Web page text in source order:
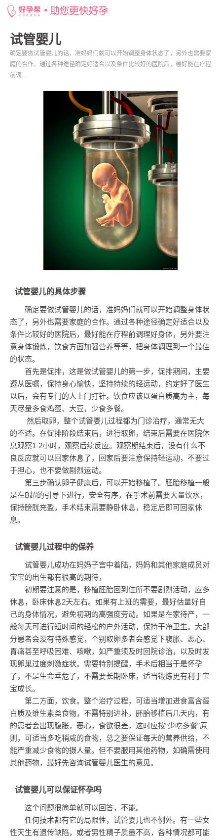
网站首页 > 好孕百科 > 试管婴儿
试管婴儿
确定要做试管婴儿的话，准妈妈们就可以开始调整身体状态了，另外也需要家
庭的合作。通过各种途径确定好适合以及条件比较好的医院后，最好能在疗程
前调...
试管婴儿的具体步骤
确定要做试管婴儿的话，准妈妈们就可以开始调整身体状
态了，另外也需要家庭的合作。通过各种途径确定好适合以及
条件比较好的医院后，最好能在疗程前调理好身体，另外要注
意身体锻炼，饮食方面加强营养等等，把身体调理到一个最佳
的状态。
首先是促排，这是做试管婴儿的第一步，促排期间，主要
遵从医嘱，保持身心愉快，坚持持续的轻运动，约定好了医生
以后，会有专门的人上门打针。饮食应该以蛋白质高为主，每
天尽量多食鸡蛋、大豆，少食多餐。
然后取卵，整个试管婴儿过程都为门诊治疗，通常无大
的不适。在促排阶段结束后，进行取卵，结束后需要在医院休
息观察1-2小时，观察后续反应。观察期结束后，没有什么不
良反应就可以回家休息了，回家后要注意保持轻运动，不要过
于担心，也不要做剧烈运动。
第三步确认卵子健康后，可以开始移植了。胚胎移植一般
是在B超的引导下进行，安全有序，在手术前需要大量饮水，
保持膀胱充盈，手术结束需要静卧休息，稳定后即可回家休
息。
试管婴儿过程中的保养
试管婴儿成功在妈妈子宫中着陆，妈妈和其他家庭成员对
宝宝的出生都有很高的期待，
初期要注意的是，移植胚胎回到住所不要剧烈活动，应多
休息，卧床休息2天左右。如果有上班的需要，最好估量好自
己的身体情况，避免初期的高强度劳动。如果是在家待产，一
般每天可进行短时间的轻松的户外活动，保持干净卫生。大部
分患者会没有特殊感觉，个别取卵多者会感觉下腹胀、恶心、
胃痛甚至呼吸困难、咳嗽，如严重须及时回院诊治，以及时发
现卵巢过度刺激症状。需要特别提醒，手术后相当于是怀孕
了，不是生命垂危了，不需要长期卧床，适当锻炼更有利于宝
宝成长。
第二方面，饮食。整个治疗过程，可适当增加进食富含蛋
白质及维生素类食物，不需特别进补，胚胎移植后几天内，有
的患者会出现腹胀，恶心，食欲很差，这时应按“少吃多餐”原
则，可适当多吃稍咸的食物，总之要保证每天的营养供给，不
能严重减少食物的摄人量。但不要服用其他药物，如确需使用
其他药物，最好先咨询试管婴儿医生的意见。
试管婴儿可以保证怀孕吗
这个问题很简单就可以回答，不能。
任何技术都有它的局限性，试管婴儿也不例外。有一些女
性天生有遗传缺陷，或者男性精子质量不高，各种情况都可能